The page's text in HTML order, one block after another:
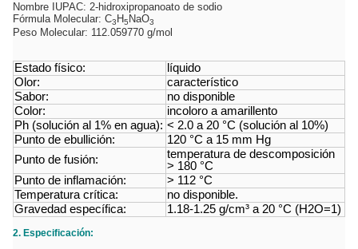
Nombre IUPAC: 2-hidroxipropanoato de sodio
Fórmula Molecular: C3 H5 NaO3
Peso Molecular: 112.059770 g/mol
Estado físico:
líquido
Olor:
característico
Sabor:
no disponible
Color:
incoloro a amarillento
Ph (solución al 1% en agua): < 2.0 a 20 °C (solución al 10%)
Punto de ebullición:
120 °C a 15 mm Hg
Punto de fusión:
temperatura de descomposición
> 180 °C
Punto de inflamación:
> 112 °C
Temperatura crítica:
no disponible.
Gravedad específica:
1.18-1.25 g/cm³ a 20 °C (H2O=1)
2. Especificación: